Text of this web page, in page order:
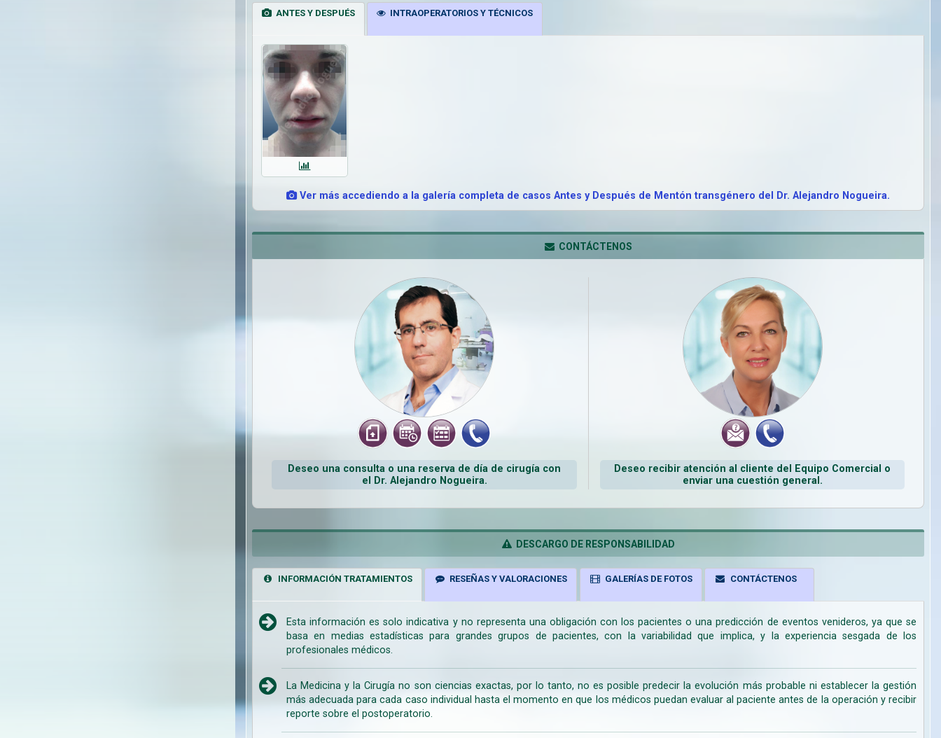
ANTES Y DESPUÉS INTRAOPERATORIOS Y TÉCNICOS
Ver más accediendo a la galería completa de casos Antes y Después de Mentón transgénero del Dr. Alejandro Nogueira.
CONTÁCTENOS
Deseo una consulta o una reserva de día de cirugía con
el Dr. Alejandro Nogueira.
Deseo recibir atención al cliente del Equipo Comercial o
enviar una cuestión general.
DESCARGO DE RESPONSABILIDAD
INFORMACIÓN TRATAMIENTOS RESEÑAS Y VALORACIONES GALERÍAS DE FOTOS CONTÁCTENOS
Esta información es solo indicativa y no representa una obligación con los pacientes o una predicción de eventos venideros, ya que se
basa en medias estadísticas para grandes grupos de pacientes, con la variabilidad que implica, y la experiencia sesgada de los
profesionales médicos.
La Medicina y la Cirugía no son ciencias exactas, por lo tanto, no es posible predecir la evolución más probable ni establecer la gestión
más adecuada para cada caso individual hasta el momento en que los médicos puedan evaluar al paciente antes de la operación y recibir
reporte sobre el postoperatorio.